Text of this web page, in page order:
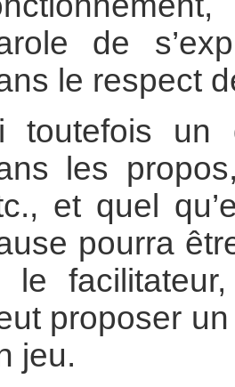
de
le respect
toutefois un
les
et quel
pourra
le
proposer
jeu.